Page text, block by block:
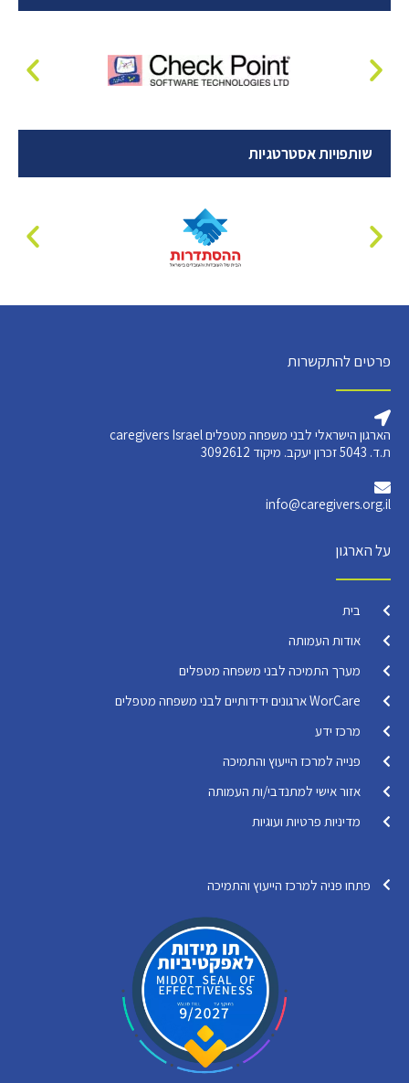
שותפויות אסטרטגיות
פרטים להתקשרות
הארגון הישראלי לבני משפחה מטפלים caregivers Israel
ת.ד. 5043 זכרון יעקב. מיקוד 3092612
info@caregivers.org.il
על הארגון
בית
אודות העמותה
מערך התמיכה לבני משפחה מטפלים
WorCare ארגונים ידידותיים לבני משפחה מטפלים
מרכז ידע
פנייה למרכז הייעוץ והתמיכה
אזור אישי למתנדבי/ות העמותה
מדיניות פרטיות ועוגיות
פתחו פניה למרכז הייעוץ והתמיכה